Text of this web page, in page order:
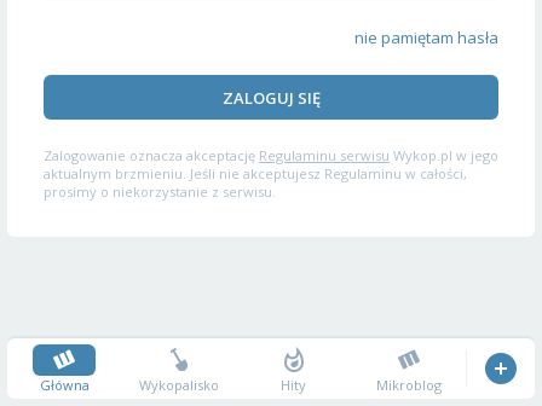
nie pamiętam hasła
ZALOGUJ SIĘ
Zalogowanie oznacza akceptację Regulaminu serwisu Wykop.pl w jego
aktualnym brzmieniu. Jeśli nie akceptujesz Regulaminu w całości,
prosimy o niekorzystanie z serwisu.
Główna Wykopalisko Hity Mikroblog